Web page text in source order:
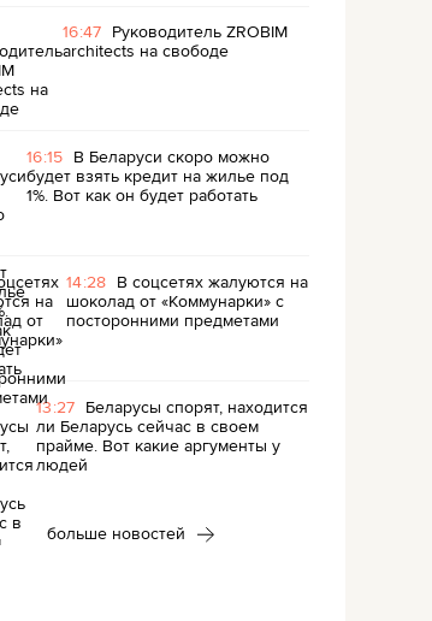
16:47 Руководитель ZROBIM
architects на свободе
16:15 В Беларуси скоро можно
будет взять кредит на жилье под
1%. Вот как он будет работать
14:28 В соцсетях жалуются на
шоколад от «Коммунарки» с
посторонними предметами
13:27 Беларусы спорят, находится
ли Беларусь сейчас в своем
прайме. Вот какие аргументы у
людей
больше новостей